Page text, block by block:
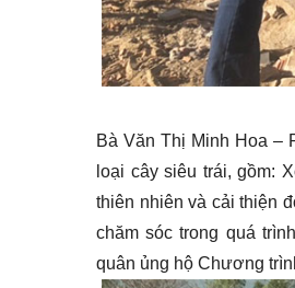
Bà Văn Thị Minh Hoa –
loại cây siêu trái, gồm:
thiên nhiên và cải thiện
chăm sóc trong quá
quân ủng hộ Chương